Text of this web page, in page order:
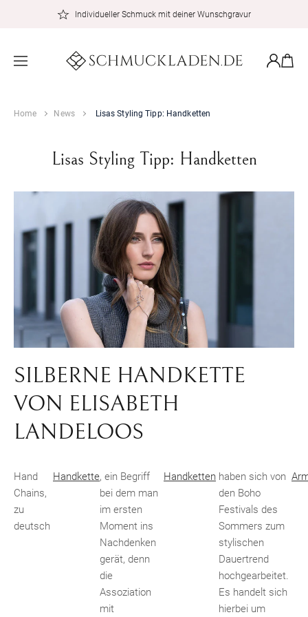
Individueller Schmuck mit deiner Wunschgravur
Home News Lisas Styling Tipp: Handketten
Lisas Styling Tipp: Handketten
SILBERNE HANDKETTE
VON ELISABETH
LANDELOOS
Hand
Chains,
zu
deutsch
Handkette, ein Begriff
bei dem man
im ersten
Moment ins
Nachdenken
gerät, denn
die
Assoziation
mit
Handketten haben sich von
den Boho
Festivals des
Sommers zum
stylischen
Dauertrend
hochgearbeitet.
Es handelt sich
hierbei um